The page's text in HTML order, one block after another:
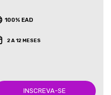
100% EAD
2 A 12 MESES
INSCREVA-SE